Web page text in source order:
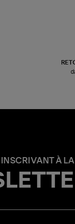
À LA